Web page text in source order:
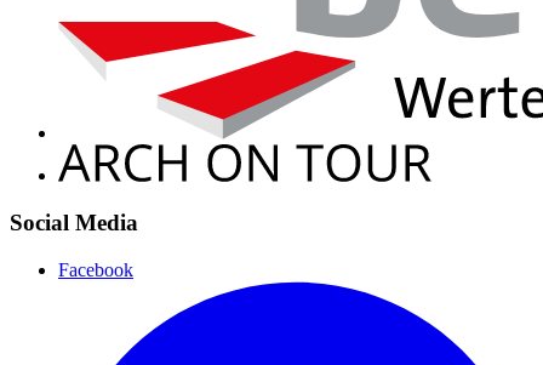
Social Media
Facebook